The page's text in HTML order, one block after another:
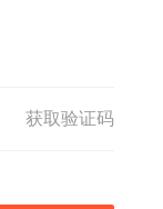
获取验证码